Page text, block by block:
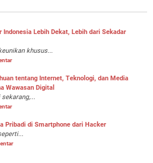
Indonesia Lebih Dekat, Lebih dari Sekadar
khusus...
tentang Internet, Teknologi, dan Media
Wawasan Digital
Pribadi di Smartphone dari Hacker